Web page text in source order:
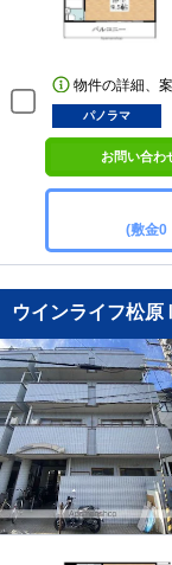
物件の詳細、
パノラマ
お問い合わ
(敷金0
ウインライフ松原Ⅱ